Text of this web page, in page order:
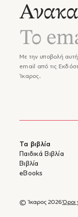
Με την υποβολή
email από τις
Ίκαρος.
Τα βιβλία
Παιδικά Βιβλία
Βιβλία
eBooks
© Ίκαρος 2026Όροι